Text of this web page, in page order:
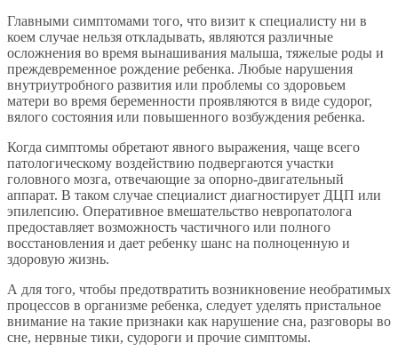
Главными симптомами того, что визит к специалисту ни в
коем случае нельзя откладывать, являются различные
осложнения во время вынашивания малыша, тяжелые роды и
преждевременное рождение ребенка. Любые нарушения
внутриутробного развития или проблемы со здоровьем
матери во время беременности проявляются в виде судорог,
вялого состояния или повышенного возбуждения ребенка.
Когда симптомы обретают явного выражения, чаще всего
патологическому воздействию подвергаются участки
головного мозга, отвечающие за опорно-двигательный
аппарат. В таком случае специалист диагностирует ДЦП или
эпилепсию. Оперативное вмешательство невропатолога
предоставляет возможность частичного или полного
восстановления и дает ребенку шанс на полноценную и
здоровую жизнь.
А для того, чтобы предотвратить возникновение необратимых
процессов в организме ребенка, следует уделять пристальное
внимание на такие признаки как нарушение сна, разговоры во
сне, нервные тики, судороги и прочие симптомы.